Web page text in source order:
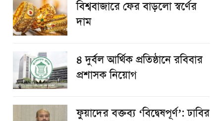
বিশ্ববাজারে ফের বাড়লো স্বর্ণের
দাম
৪ দুর্বল আর্থিক প্রতিষ্ঠানে রবিবার
প্রশাসক নিয়োগ
ফুয়াদের বক্তব্য ‘বিদ্বেষপূর্ণ’: ঢাবির